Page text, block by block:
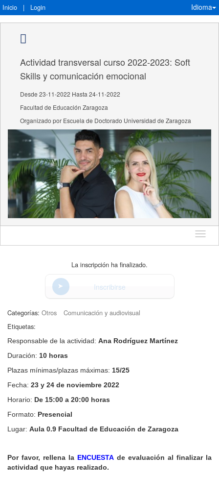
Inicio | Login Idioma
Actividad transversal curso 2022-2023: Soft
Skills y comunicación emocional
Desde 23-11-2022 Hasta 24-11-2022
Facultad de Educación Zaragoza
Organizado por Escuela de Doctorado Universidad de Zaragoza
Idioma
La inscripción ha finalizado.
Inscribirse
Categorías: Otros
Comunicación y audiovisual
Etiquetas:
Responsable de la actividad: Ana Rodríguez Martínez
Duración: 10 horas
Plazas mínimas/plazas máximas: 15/25
Fecha: 23 y 24 de noviembre 2022
Horario: De 15:00 a 20:00 horas
Formato: Presencial
Lugar: Aula 0.9 Facultad de Educación de Zaragoza
Por favor, rellena la ENCUESTAde evaluación al finalizar la
actividad que hayas realizado.